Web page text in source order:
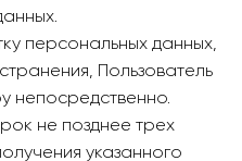
персональных данных,
Пользователь
непосредственно.
не позднее трех
указанного